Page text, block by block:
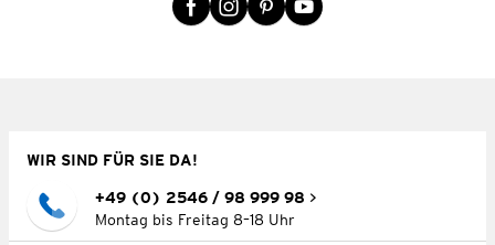
WIR SIND FÜR SIE DA!
+49 (0) 2546 / 98 999 98
Montag bis Freitag 8–18 Uhr